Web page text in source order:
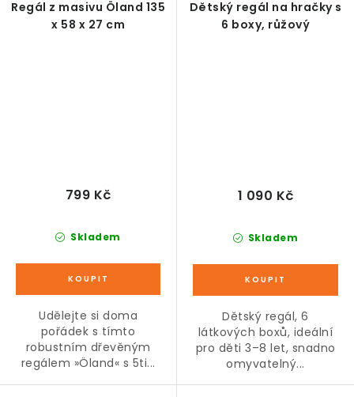
Regál z masivu Öland 135
x 58 x 27 cm
Skladem
799 Kč
Udělejte si doma
pořádek s tímto
robustním dřevěným
regálem »Öland« s 5ti...
Dětský regál na hračky s
6 boxy, růžový
Skladem
1 090 Kč
Dětský regál, 6
látkových boxů, ideální
pro děti 3–8 let, snadno
omyvatelný...